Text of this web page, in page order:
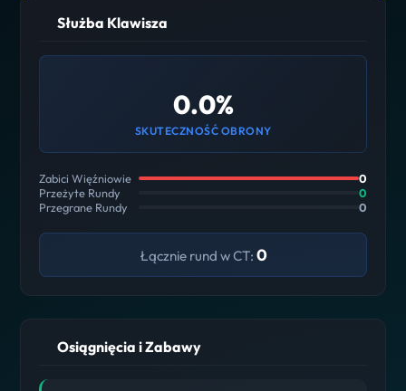
Służba Klawisza
0.0%
SKUTECZNOŚĆ OBRONY
Zabici Więźniowie
0
Przeżyte Rundy
0
Przegrane Rundy
0
Łącznie rund w CT: 0
Osiągnięcia i Zabawy